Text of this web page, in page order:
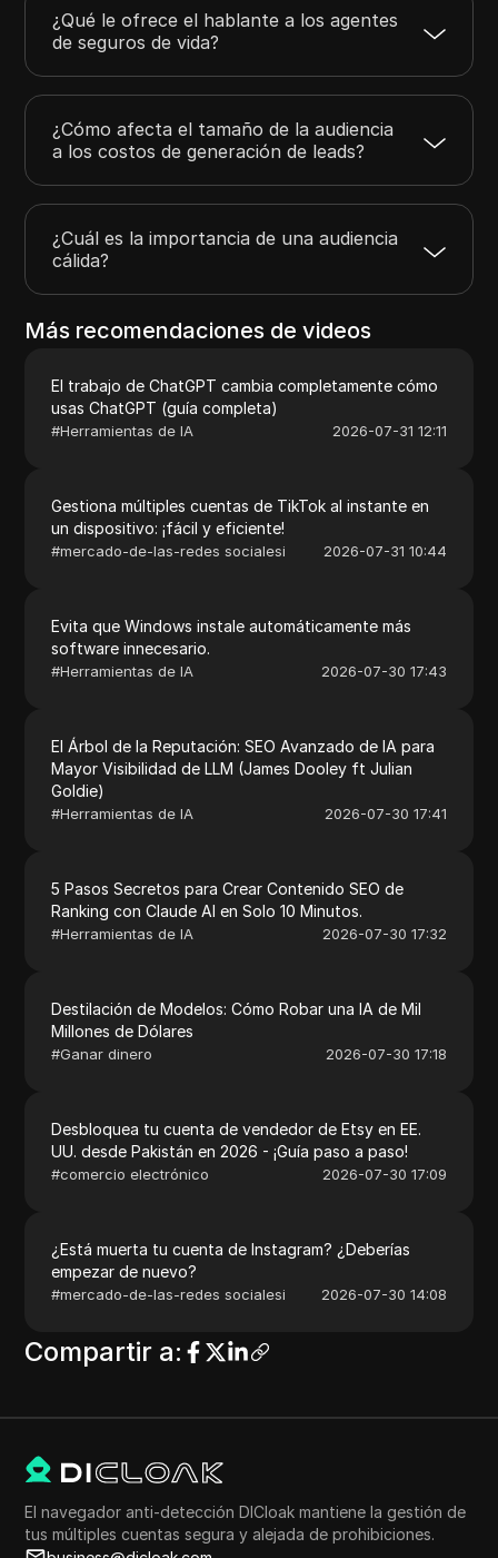
¿Qué le ofrece el hablante a los agentes
de seguros de vida?
¿Cómo afecta el tamaño de la audiencia
a los costos de generación de leads?
¿Cuál es la importancia de una audiencia
cálida?
Más recomendaciones de videos
El trabajo de ChatGPT cambia completamente cómo
usas ChatGPT (guía completa)
#Herramientas de IA 2026-07-31 12:11
Gestiona múltiples cuentas de TikTok al instante en
un dispositivo: ¡fácil y eficiente!
#mercado-de-las-redes socialesi 2026-07-31 10:44
Evita que Windows instale automáticamente más
software innecesario.
#Herramientas de IA 2026-07-30 17:43
El Árbol de la Reputación: SEO Avanzado de IA para
Mayor Visibilidad de LLM (James Dooley ft Julian
Goldie)
#Herramientas de IA 2026-07-30 17:41
5 Pasos Secretos para Crear Contenido SEO de
Ranking con Claude AI en Solo 10 Minutos.
#Herramientas de IA 2026-07-30 17:32
Destilación de Modelos: Cómo Robar una IA de Mil
Millones de Dólares
#Ganar dinero 2026-07-30 17:18
Desbloquea tu cuenta de vendedor de Etsy en EE.
UU. desde Pakistán en 2026 - ¡Guía paso a paso!
#comercio electrónico 2026-07-30 17:09
¿Está muerta tu cuenta de Instagram? ¿Deberías
empezar de nuevo?
#mercado-de-las-redes socialesi 2026-07-30 14:08
Compartir a:
El navegador anti-detección DICloak mantiene la gestión de
tus múltiples cuentas segura y alejada de prohibiciones.